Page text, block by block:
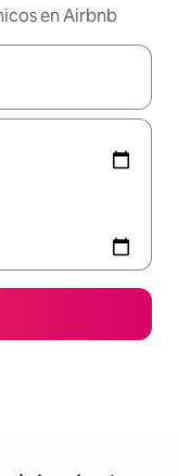
en Airbnb
navega con las